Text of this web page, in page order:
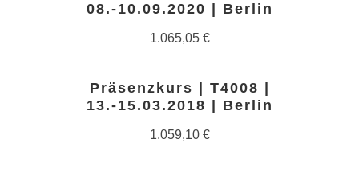
08.-10.09.2020 | Berlin
1.065,05 €
Präsenzkurs | T4008 |
13.-15.03.2018 | Berlin
1.059,10 €